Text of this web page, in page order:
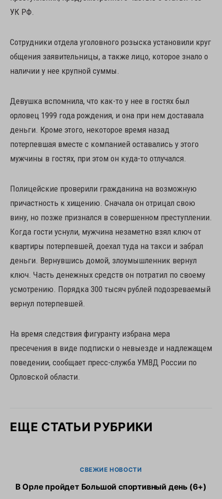
УК РФ.
Сотрудники отдела уголовного розыска установили круг
общения заявительницы, а также лицо, которое знало о
наличии у нее крупной суммы.
Девушка вспомнила, что как-то у нее в гостях был
орловец 1999 года рождения, и она при нем доставала
деньги. Кроме этого, некоторое время назад
потерпевшая вместе с компанией оставались у этого
мужчины в гостях, при этом он куда-то отлучался.
Полицейские проверили гражданина на возможную
причастность к хищению. Сначала он отрицал свою
вину, но позже признался в совершенном преступлении.
Когда гости уснули, мужчина незаметно взял ключ от
квартиры потерпевшей, доехал туда на такси и забрал
деньги. Вернувшись домой, злоумышленник вернул
ключ. Часть денежных средств он потратил по своему
усмотрению. Порядка 300 тысяч рублей подозреваемый
вернул потерпевшей.
На время следствия фигуранту избрана мера
пресечения в виде подписки о невыезде и надлежащем
поведении, сообщает пресс-служба УМВД России по
Орловской области.
ЕЩЕ СТАТЬИ РУБРИКИ
СВЕЖИЕ НОВОСТИ
В Орле пройдет Большой спортивный день (6+)